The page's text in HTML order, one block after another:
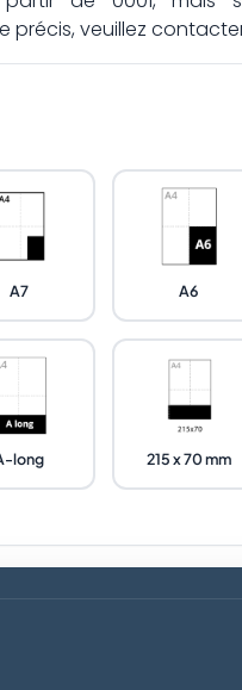
veuillez
A7 A6
long 215 x 70 mm